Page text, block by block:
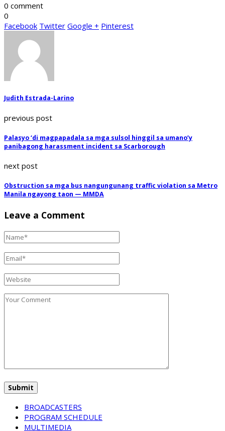
0 comment
0
Facebook Twitter Google + Pinterest
Judith Estrada-Larino
previous post
Palasyo ‘di magpapadala sa mga sulsol hinggil sa umano’y
panibagong harassment incident sa Scarborough
next post
Obstruction sa mga bus nangungunang traffic violation sa Metro
Manila ngayong taon — MMDA
Leave a Comment
BROADCASTERS
PROGRAM SCHEDULE
MULTIMEDIA